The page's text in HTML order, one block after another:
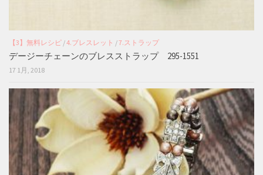
【3】無料レシピ /4.ブレスレット /7.ストラップ
デージーチェーンのブレスストラップ 295-1551
17 1月, 2018